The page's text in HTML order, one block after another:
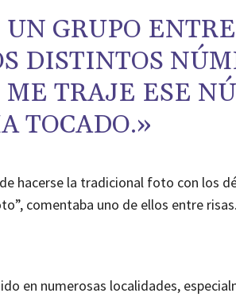
GRUPO ENTRE
DISTINTOS
TRAJE ESE
TOCADO.»
hacerse la tradicional foto con los
comentaba uno de ellos entre risas.
en numerosas localidades,